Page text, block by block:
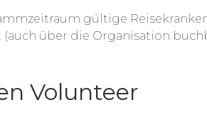
gültige
über die Organisation
Volunteer